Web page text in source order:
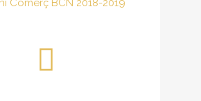
Comerç BCN 2018-2019